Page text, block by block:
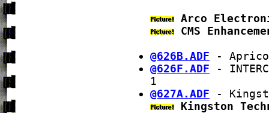
Arco
CMS
@626B.ADF -
@626F.ADF -
1
@627A.ADF -
Kingston